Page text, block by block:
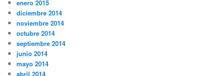
enero 2015
diciembre 2014
noviembre 2014
octubre 2014
septiembre 2014
junio 2014
mayo 2014
abril 2014